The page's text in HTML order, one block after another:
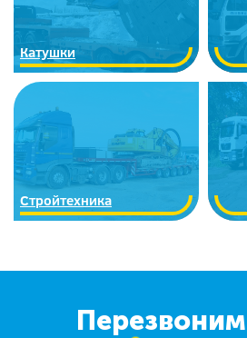
Катушки
Стройтехника